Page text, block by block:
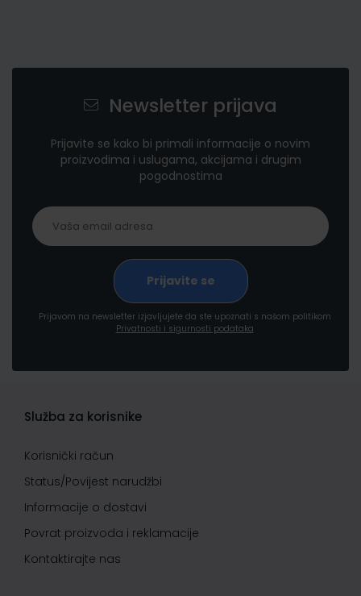
Newsletter prijava
Prijavite se kako bi primali informacije o novim
proizvodima i uslugama, akcijama i drugim
pogodnostima
Prijavom na newsletter izjavljujete da ste upoznati s našom politikom
Privatnosti i sigurnosti podataka
Služba za korisnike
Korisnički račun
Status/Povijest narudžbi
Informacije o dostavi
Povrat proizvoda i reklamacije
Kontaktirajte nas